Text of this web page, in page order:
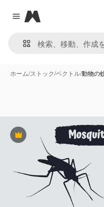
Close menu
Magnific
ホーム/ストック/ベクトル/動物の
Premium